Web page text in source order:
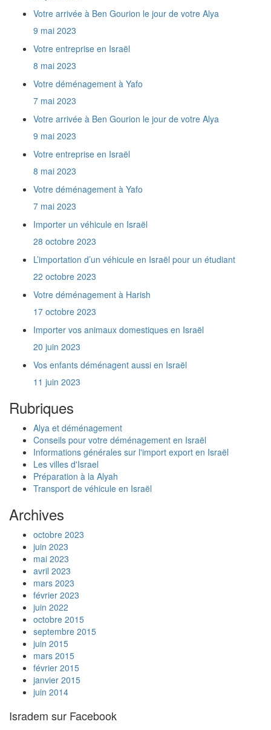
considéré comme citoyen de retour ?
Desservez-vous tout Israël ?
Je n'ai ni affaires neuves, ni appareils
électroménagers. Est-ce que je vais payer des
taxes de douane en Israël ?
Est-ce que je dois me déplacer quelque part
pour effectuer les formalités de dédouanement
Est-il nécessaire d'utiliser des réfrigérateurs
et des congélateurs tropicalisés en Israël ?
Comment obtenir le permis de conduire
israélien ?
Quels documents fournir pour un retour en
France ?
Comment obtenir la Téoudath Olé ?
Quel est le rôle du Ministère de l'Intégration
Quel lien y a t'il entre l'Agence Juive et le
Ministère de l'Intégration ?
prises avec moi en France il y a un an et demi.
Est-ce que je vais payer des taxes de douane
Comment communiquer mes nouvelles
coordonnées à l'Administration Française ?
Quelles sont les coordonnées du consulat
français en Israël ?
Quelles sont les coordonnées du Ministère
de l'Intégration ?
De combien de temps dispose t'on pour
s'inscrire à l'assurance maladie ?
taxes de douane sur mon véhicule ?
Où paye t'on des impôts quand on habite
une partie de l'année en France et une partie
en Israël ?
Faut-il ouvrir un dossier à l'Agence Juive à
l'étranger pour obtenir le statut de nouvel
immigrant ?
Comment contacter l'Agence Juive en
Comment se passe l'accueil des nouveaux
immigrants à l'aéroport ?
Comment constituer un dossier pour la Alya
Est-ce que je peux rester français et
acquérir la nationalité israélienne ?
Quelle caisse d'assurance maladie choisir ?
Est-il exact que les marchandises
israéliennes sont libres de taxes douanières en
France ?
Pouvez-vous m'éclairer sur la fiscalité en
Israël ?
Comment trouver les coordonnées d'un
hôpital en Israël ?
Je suis handicapé, pourrais-je recevoir un
rabais sur les taxes sur le véhicule que je
souhaite importer ?
Je vais expédier ma voiture en Israël par
Votre arrivée à Ben Gourion le jour de votre Alya
9 mai 2023
Votre entreprise en Israël
8 mai 2023
Votre déménagement à Yafo
7 mai 2023
Votre arrivée à Ben Gourion le jour de votre Alya
9 mai 2023
Votre entreprise en Israël
8 mai 2023
Votre déménagement à Yafo
7 mai 2023
Importer un véhicule en Israël
28 octobre 2023
L’importation d’un véhicule en Israël pour un étudiant
22 octobre 2023
Votre déménagement à Harish
17 octobre 2023
Importer vos animaux domestiques en Israël
20 juin 2023
Vos enfants déménagent aussi en Israël
11 juin 2023
Rubriques
Alya et déménagement
Conseils pour votre déménagement en Israël
Informations générales sur l'import export en Israël
Les villes d'Israel
Préparation à la Alyah
Transport de véhicule en Israël
Archives
octobre 2023
juin 2023
mai 2023
avril 2023
mars 2023
février 2023
juin 2022
octobre 2015
septembre 2015
juin 2015
mars 2015
février 2015
janvier 2015
juin 2014
Isradem sur Facebook